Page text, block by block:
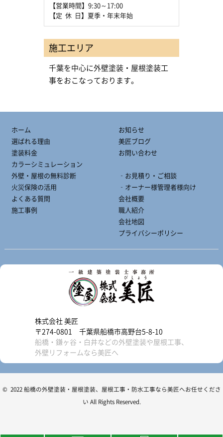
【営業時間】9:30～17:00
【定 休 日】夏季・年末年始
施工エリア
千葉を中心に外壁塗装・屋根塗装工
事をおこなっております。
ホーム
選ばれる理由
塗装料金
カラーシミュレーション
外壁・屋根の無料診断
火災保険の活用
よくある質問
施工事例
お知らせ
美匠ブログ
お問い合わせ
‐お見積り・ご相談
‐オーナー様管理者様向け
会社概要
職人紹介
会社地図
プライバシーポリシー
株式会社 美匠
〒274-0801 千葉県船橋市高野台5-8-10
船橋・鎌ヶ谷・白井などの外壁塗装や屋根工事、
外壁リフォームなら美匠へ
© 2022 船橋の外壁塗装・屋根塗装、屋根工事・防水工事なら美匠へお任せくださ
い All Rights Reserved.